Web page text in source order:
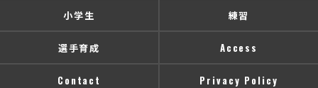
小学生 練習
選手育成 Access
Contact Privacy Policy